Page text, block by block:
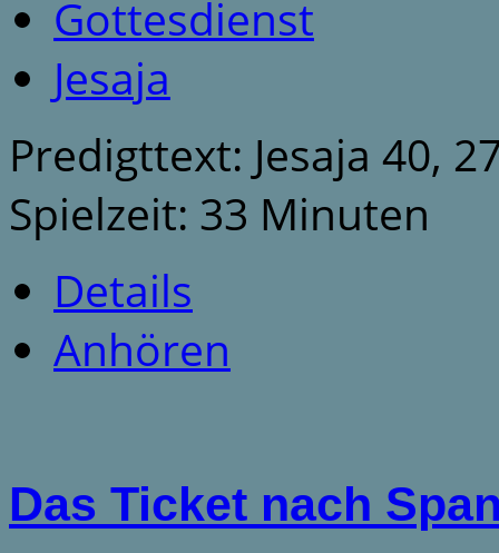
Gottesdienst
Jesaja
Predigttext: Jesaja 40,
Spielzeit: 33 Minuten
Details
Anhören
Das Ticket nach